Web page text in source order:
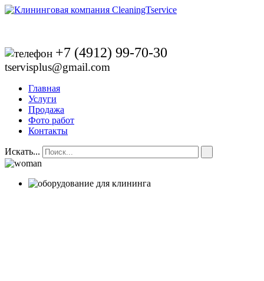
+7 (4912) 99-70-30
tservisplus@gmail.com
Главная
Услуги
Продажа
Фото работ
Контакты
Искать...